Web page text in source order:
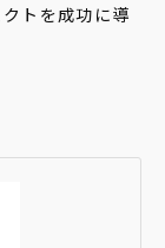
トを成功に導